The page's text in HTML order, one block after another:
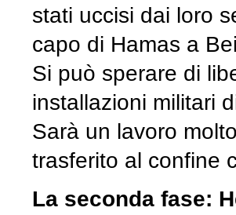
stati uccisi dai loro
capo di Hamas a
Si può sperare di
installazioni militari
Sarà un lavoro
trasferito al confine
La seconda fase: